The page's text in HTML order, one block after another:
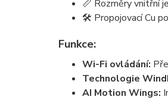
📏 Rozměry vnitřní
🛠️ Propojovací Cu
Funkce:
Wi-Fi ovládání:
Technologie
AI Motion Wings: